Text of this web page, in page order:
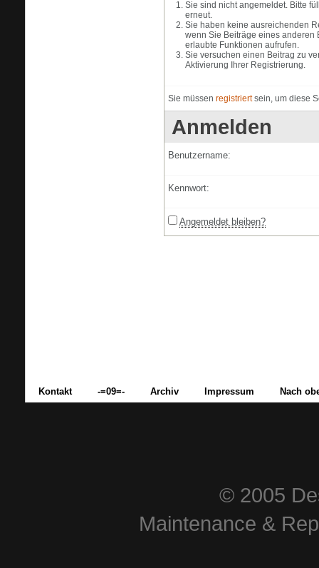
Sie sind nicht angemeldet. Bitte
erneut.
Sie haben keine ausreichenden
wenn Sie Beiträge eines anderen
erlaubte Funktionen aufrufen.
Sie versuchen einen Beitrag zu
Aktivierung Ihrer Registrierung.
Sie müssen registriertsein, um diese
Anmelden
Benutzername:
Kennwort:
Angemeldet bleiben?
Kontakt -=09=- Archiv Impressum Nach
© 2005
Maintenance &